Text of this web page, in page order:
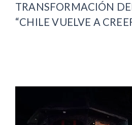
TRANSFORMACIÓN
“CHILE VUELVE A